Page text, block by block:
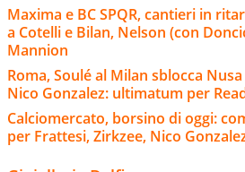
Maxima e BC SPQR, cantieri in
a Cotelli e Bilan, Nelson (con
Mannion
Roma, Soulé al Milan sblocca
Nico Gonzalez: ultimatum per
Calciomercato, borsino di oggi:
per Frattesi, Zirkzee, Nico